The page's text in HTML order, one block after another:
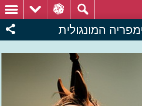
המונגולית